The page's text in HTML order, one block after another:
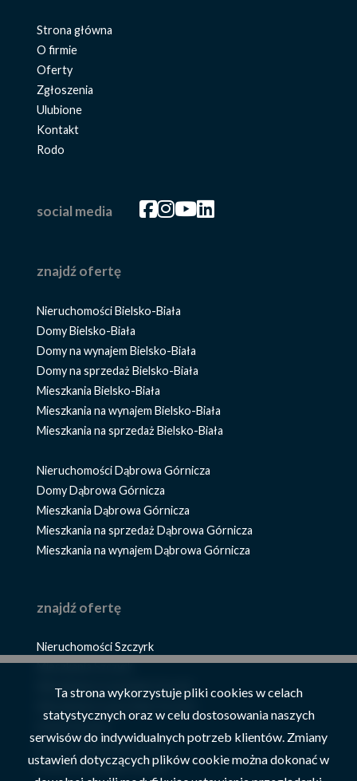
Strona główna
O firmie
Oferty
Zgłoszenia
Ulubione
Kontakt
Rodo
social media Facebook
Facebook
Facebook
Facebook
znajdź ofertę
Nieruchomości Bielsko-Biała
Domy Bielsko-Biała
Domy na wynajem Bielsko-Biała
Domy na sprzedaż Bielsko-Biała
Mieszkania Bielsko-Biała
Mieszkania na wynajem Bielsko-Biała
Mieszkania na sprzedaż Bielsko-Biała
Nieruchomości Dąbrowa Górnicza
Domy Dąbrowa Górnicza
Mieszkania Dąbrowa Górnicza
Mieszkania na sprzedaż Dąbrowa Górnicza
Mieszkania na wynajem Dąbrowa Górnicza
znajdź ofertę
Nieruchomości Szczyrk
Mieszkania Szczyrk
Mieszkania na wynajem Szczyrk
Domy na sprzedaż Szczyrk
Domy na wynajem Szczyrk
Ta strona wykorzystuje pliki cookies w celach
statystycznych oraz w celu dostosowania naszych
serwisów do indywidualnych potrzeb klientów. Zmiany
ustawień dotyczących plików cookie można dokonać w